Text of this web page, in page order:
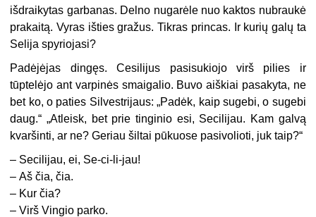
išdraikytas garbanas. Delno nugarėle nuo kaktos nubraukė
prakaitą. Vyras išties gražus. Tikras princas. Ir kurių galų ta
Selija spyriojasi?
Padėjėjas dingęs. Cesilijus pasisukiojo virš pilies ir
tūptelėjo ant varpinės smaigalio. Buvo aiškiai pasakyta, ne
bet ko, o paties Silvestrijaus: „Padėk, kaip sugebi, o sugebi
daug.“ „Atleisk, bet prie tinginio esi, Secilijau. Kam galvą
kvaršinti, ar ne? Geriau šiltai pūkuose pasivolioti, juk taip?“
– Secilijau, ei, Se-ci-li-jau!
–Aš čia, čia.
– Kur čia?
–Virš Vingio parko.